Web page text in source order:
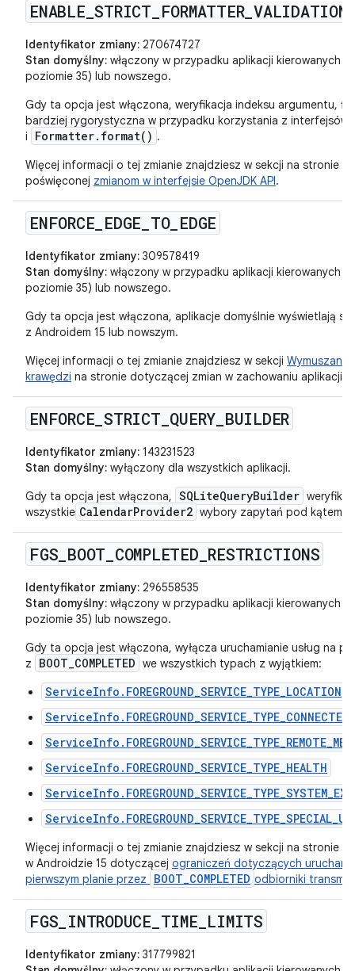
ENABLE _STRICT FORMATTER_ VALIDATION
Identyfikator zmiany: 270674727
Stan domyślny: włączony w przypadku aplikacji kierowanych
poziomie 35) lub nowszego.
Gdy ta opcja jest włączona, weryfikacja indeksu argumentu,
bardziej rygorystyczna w przypadku korzystania z interfejsów
i
Formatter.format() .
Więcej informacji o tej zmianie znajdziesz w sekcji na stronie
poświęconej zmianom w interfejsie OpenJDK API.
ENFORCE EDGE TO_ EDGE
Identyfikator zmiany: 309578419
Stan domyślny: włączony w przypadku aplikacji kierowanych
poziomie 35) lub nowszego.
Gdy ta opcja jest włączona, aplikacje domyślnie wyświetlają
z Androidem 15 lub nowszym.
Więcej informacji o tej zmianie znajdziesz w sekcji
krawędzi na stronie dotyczącej zmian w zachowaniu aplikacji
ENFORCE STRICT QUERY BUILDER
Identyfikator zmiany: 143231523
Stan domyślny: wyłączony dla wszystkich aplikacji.
Gdy ta opcja jest włączona, SQLiteQueryBuilder
wszystkie CalendarProvider2 wybory zapytań pod kątem
FGS BOOT COMPLETED RESTRICTIONS
Identyfikator zmiany: 296558535
Stan domyślny: włączony w przypadku aplikacji kierowanych
poziomie 35) lub nowszego.
Gdy ta opcja jest włączona, wyłącza uruchamianie usług na
z
BOOT_COMPLETED we wszystkich typach z wyjątkiem:
ServiceInfo.FOREGROUND_SERVICE_TYPE_LOCATION
ServiceInfo.FOREGROUND_SERVICE_TYPE_HEALTH
Więcej informacji o tej zmianie znajdziesz w sekcji na stronie
w Androidzie 15 dotyczącej ograniczeń dotyczących
pierwszym planie przez
BOOT_COMPLETED odbiorniki
FGS INTRODUCE TIME LIMITS
Identyfikator zmiany: 317799821